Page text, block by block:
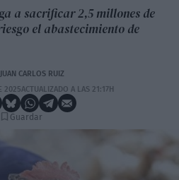
a sacrificar 2,5 millones de
el abastecimiento de
JUAN CARLOS RUIZ
2025ACTUALIZADO A LAS 21:17H
Guardar